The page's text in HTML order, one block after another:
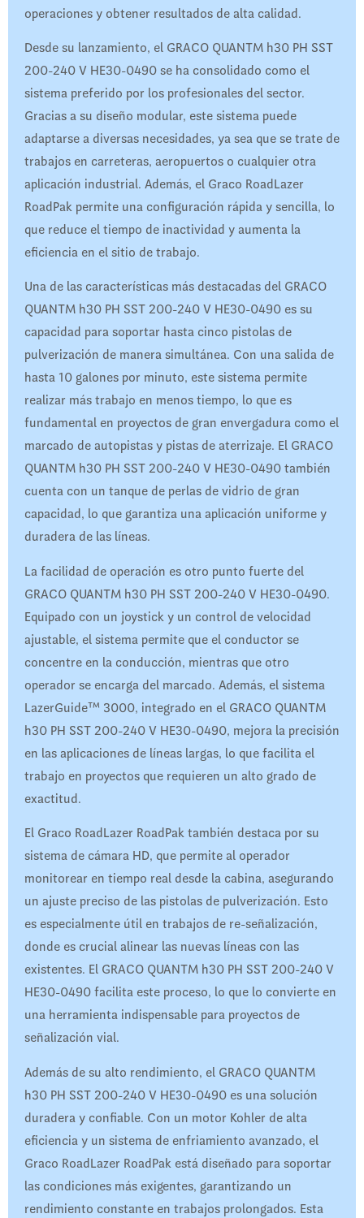
operaciones y obtener resultados de alta calidad.
Desde su lanzamiento, el GRACO QUANTM h30 PH SST
200-240 V HE30-0490 se ha consolidado como el
sistema preferido por los profesionales del sector.
Gracias a su diseño modular, este sistema puede
adaptarse a diversas necesidades, ya sea que se trate de
trabajos en carreteras, aeropuertos o cualquier otra
aplicación industrial. Además, el Graco RoadLazer
RoadPak permite una configuración rápida y sencilla, lo
que reduce el tiempo de inactividad y aumenta la
eficiencia en el sitio de trabajo.
Una de las características más destacadas del GRACO
QUANTM h30 PH SST 200-240 V HE30-0490 es su
capacidad para soportar hasta cinco pistolas de
pulverización de manera simultánea. Con una salida de
hasta 10 galones por minuto, este sistema permite
realizar más trabajo en menos tiempo, lo que es
fundamental en proyectos de gran envergadura como el
marcado de autopistas y pistas de aterrizaje. El GRACO
QUANTM h30 PH SST 200-240 V HE30-0490 también
cuenta con un tanque de perlas de vidrio de gran
capacidad, lo que garantiza una aplicación uniforme y
duradera de las líneas.
La facilidad de operación es otro punto fuerte del
GRACO QUANTM h30 PH SST 200-240 V HE30-0490.
Equipado con un joystick y un control de velocidad
ajustable, el sistema permite que el conductor se
concentre en la conducción, mientras que otro
operador se encarga del marcado. Además, el sistema
LazerGuide™ 3000, integrado en el GRACO QUANTM
h30 PH SST 200-240 V HE30-0490, mejora la precisión
en las aplicaciones de líneas largas, lo que facilita el
trabajo en proyectos que requieren un alto grado de
exactitud.
El Graco RoadLazer RoadPak también destaca por su
sistema de cámara HD, que permite al operador
monitorear en tiempo real desde la cabina, asegurando
un ajuste preciso de las pistolas de pulverización. Esto
es especialmente útil en trabajos de re-señalización,
donde es crucial alinear las nuevas líneas con las
existentes. El GRACO QUANTM h30 PH SST 200-240 V
HE30-0490 facilita este proceso, lo que lo convierte en
una herramienta indispensable para proyectos de
señalización vial.
Además de su alto rendimiento, el GRACO QUANTM
h30 PH SST 200-240 V HE30-0490 es una solución
duradera y confiable. Con un motor Kohler de alta
eficiencia y un sistema de enfriamiento avanzado, el
Graco RoadLazer RoadPak está diseñado para soportar
las condiciones más exigentes, garantizando un
rendimiento constante en trabajos prolongados. Esta